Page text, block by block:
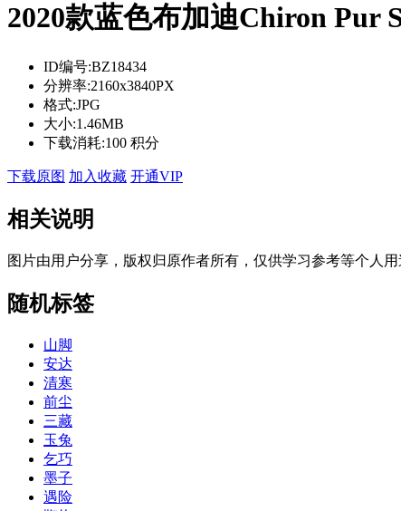
2020款蓝色布加迪Chiron Pur
ID编号:BZ18434
分辨率:2160x3840PX
格式:JPG
大小:1.46MB
下载消耗:100 积分
下载原图 加入收藏 开通VIP
相关说明
图片由用户分享，版权归原作者所有，仅供学习参考等个人
随机标签
山脚
安达
清寒
前尘
三藏
玉兔
乞巧
墨子
遇险